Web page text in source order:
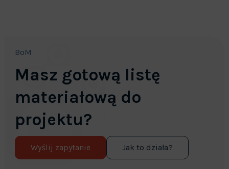
BoM
Masz gotową listę
materiałową do
projektu?
Wyślij zapytanie Jak to działa?